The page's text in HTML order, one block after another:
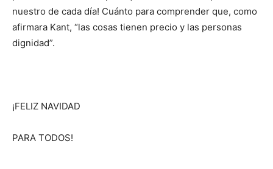
nuestro de cada día! Cuánto para comprender que, como
afirmara Kant, “las cosas tie­nen precio y las personas
dignidad”.
¡FELIZ NAVIDAD
PARA TODOS!